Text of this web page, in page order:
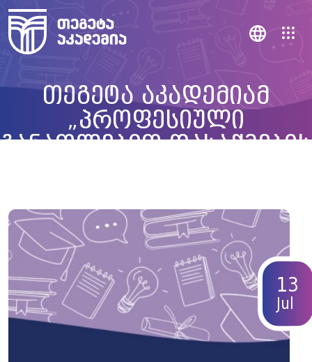
თეგეტა აკადემიამ
„პროფესიული
განათლებით დასაქმების
13
Jul